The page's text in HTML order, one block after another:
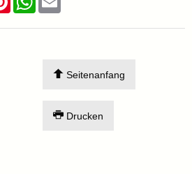
Seitenanfang
Drucken